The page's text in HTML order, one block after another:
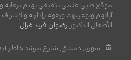
موقع طبي علمي تثقيفي يهتم برعاية
آبائهم وتوعيتهم ويقوم بإدارته
الأطفال الدكتور رضوان فريد غزال.
سوريا, دمشق, شارع مرشد خاطر